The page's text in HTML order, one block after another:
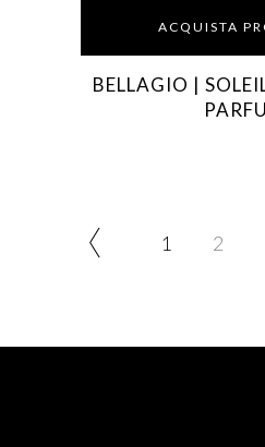
ACQUISTA
BELLAGIO |
1 2